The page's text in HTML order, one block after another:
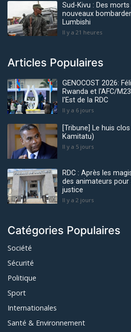
Sud-Kivu : Des
nouveaux
Lumbishi
Il y a 21 heures
Articles Populaires
GENOCOST 2026:
Rwanda et l'AFC/
l'Est de la RDC
Il y a 6 jours
[Tribune] Le huis
Kamitatu)
Il y a 5 jours
RDC : Après les
des animateurs
justice
Il y a 2 jours
Catégories Populaires
Société
Sécurité
Politique
Sport
Internationales
Santé & Environnement